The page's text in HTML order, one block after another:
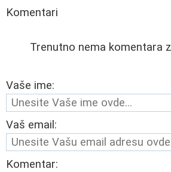
Komentari
Trenutno nema komentara
Vaše ime:
Vaš email:
Komentar: